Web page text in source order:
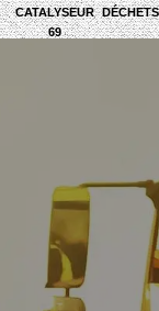
CATALYSEUR
69